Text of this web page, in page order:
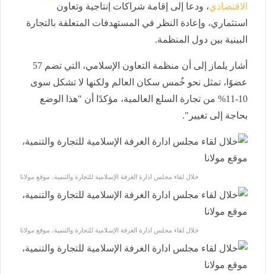
الاقتصادي، ودعا إلى إقامة شراكات إنتاجية وتعاون
استثماري، وإعادة النظر في المستهدفات المتعلقة بالتجارة
البينية بين دول المنظمة.
أشار يلماز إلى أن منظمة التعاون الإسلامي، التي تضم 57
عضوًا، تمثل نحو خُمس سكان العالم ولكنها لا تشكل سوى
10-11% من تجارة السلع العالمية، مؤكدًا أن "هذا الوضع
بحاجة إلى تغيير".
خلال لقاء مجلس ادارة الغرفة الإسلامية للتجارة والتنمية، موقع مولانا
خلال لقاء مجلس ادارة الغرفة الإسلامية للتجارة والتنمية، موقع مولانا